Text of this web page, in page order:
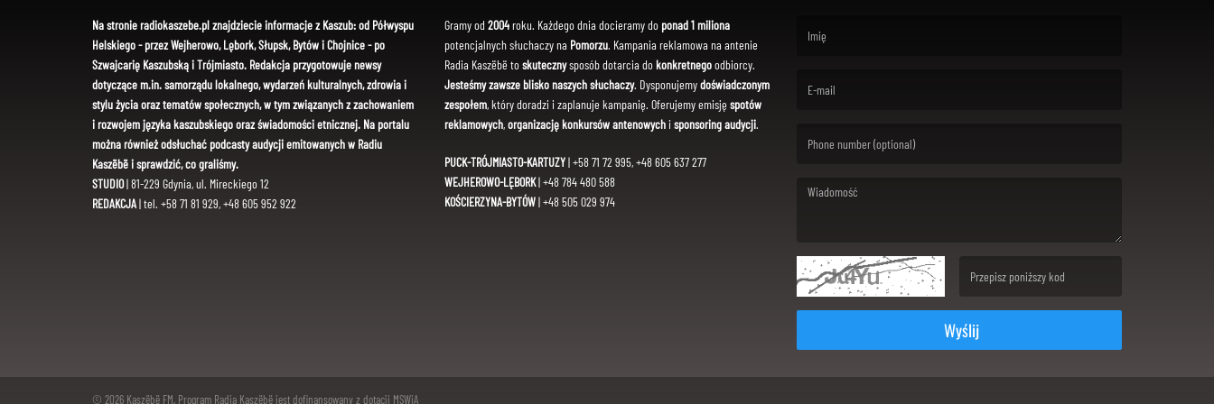
Na stronie radiokaszebe.pl znajdziecie informacje z Kaszub: od Półwyspu
Helskiego - przez Wejherowo, Lębork, Słupsk, Bytów i Chojnice - po
Szwajcarię Kaszubską i Trójmiasto. Redakcja przygotowuje newsy
dotyczące m.in. samorządu lokalnego, wydarzeń kulturalnych, zdrowia i
stylu życia oraz tematów społecznych, w tym związanych z zachowaniem
i rozwojem języka kaszubskiego oraz świadomości etnicznej. Na portalu
można również odsłuchać podcasty audycji emitowanych w Radiu
Kaszëbë i sprawdzić, co graliśmy.
STUDIO| 81-229 Gdynia, ul. Mireckiego 12
REDAKCJA| tel. +58 71 81 929, +48 605 952 922
Gramy od 2004roku. Każdego dnia docieramy do ponad 1 miliona
potencjalnych słuchaczy na Pomorzu. Kampania reklamowa na antenie
Radia Kaszëbë toskutecznysposób dotarcia dokonkretnegoodbiorcy.
Jesteśmy zawsze blisko naszych słuchaczy. Dysponujemydoświadczonym
zespołem, który doradzi i zaplanuje kampanię. Oferujemy emisję spotów
reklamowych,organizację konkursów antenowychi sponsoring audycji.
PUCK-TRÓJMIASTO-KARTUZY| +58 71 72 995, +48 605 637 277
WEJHEROWO-LĘBORK| +48 784 480 588
KOŚCIERZYNA-BYTÓW| +48 505 029 974
Wyślij
© 2026 Kaszëbë FM. Program Radia Kaszëbë jest dofinansowany z dotacji MSWiA